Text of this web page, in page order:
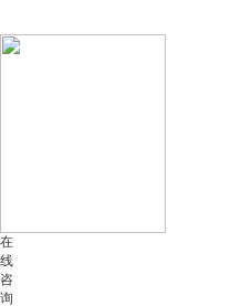
在
线
咨
询